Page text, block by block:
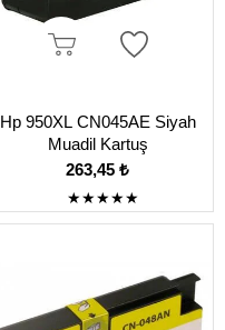
Hp 950XL CN045AE Siyah
Muadil Kartuş
★★★★★
263,45 ₺